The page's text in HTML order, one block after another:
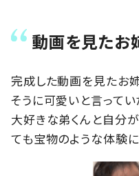
動画を見たお
完成した動画を見たお
そうに可愛いと言ってい
大好きな弟くんと自分
ても宝物のような体験に